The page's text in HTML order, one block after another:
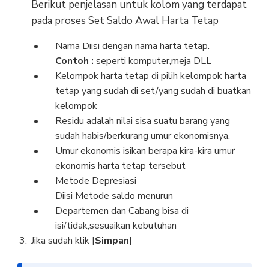
Berikut penjelasan untuk kolom yang terdapat
pada proses Set Saldo Awal Harta Tetap
Nama Diisi dengan nama harta tetap.
Contoh : seperti komputer,meja DLL
Kelompok harta tetap di pilih kelompok harta
tetap yang sudah di set/yang sudah di buatkan
kelompok
Residu adalah nilai sisa suatu barang yang
sudah habis/berkurang umur ekonomisnya.
Umur ekonomis isikan berapa kira-kira umur
ekonomis harta tetap tersebut
Metode Depresiasi
Diisi Metode saldo menurun
Departemen dan Cabang bisa di
isi/tidak,sesuaikan kebutuhan
Jika sudah klik |Simpan|